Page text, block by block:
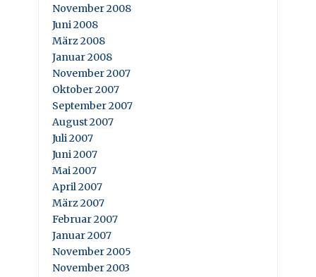
November 2008
Juni 2008
März 2008
Januar 2008
November 2007
Oktober 2007
September 2007
August 2007
Juli 2007
Juni 2007
Mai 2007
April 2007
März 2007
Februar 2007
Januar 2007
November 2005
November 2003